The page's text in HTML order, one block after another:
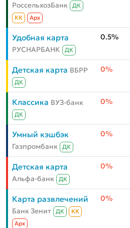
РоссельхозБанк
ДК
КК
Aрх
Удобная карта
РУСНАРБАНК ДК
0.5%
Детская карта ВБРР
ДК
0%
Классика ВУЗ-банк
ДК
0%
Умный кэшбэк
Газпромбанк ДК
0%
Детская карта
Альфа-банк ДК
0%
Карта развлечений
Банк Зенит ДК
КК
Aрх
0%